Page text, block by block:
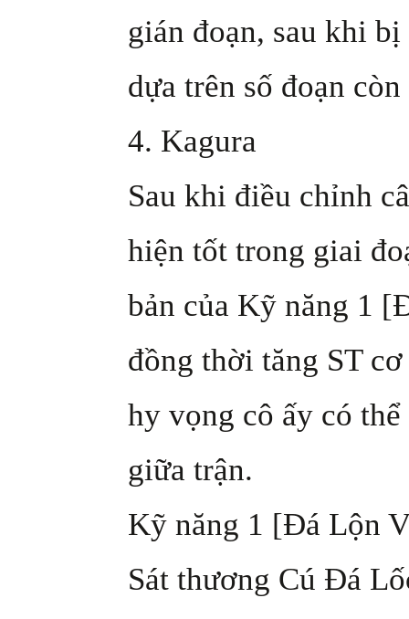
gián đoạn, sau khi
dựa trên số đoạn
4. Kagura
Sau khi điều chỉnh
hiện tốt trong giai
bản của Kỹ năng 1
đồng thời tăng ST
hy vọng cô ấy có
giữa trận.
Kỹ năng 1 [Đá Lộn
Sát thương Cú Đá